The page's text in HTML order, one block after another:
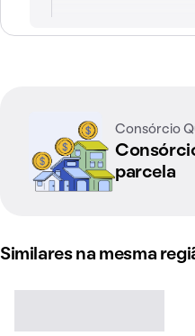
Consórcio
parcela
Similares na mesma